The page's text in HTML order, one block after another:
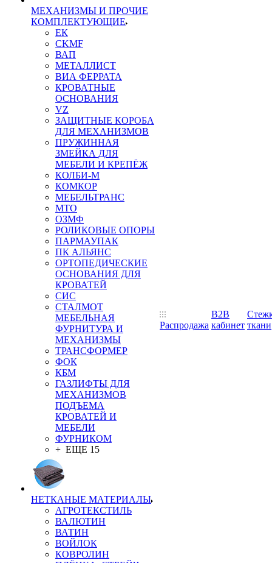
МЕХАНИЗМЫ И ПРОЧИЕ
КОМПЛЕКТУЮЩИЕ
ЕК
CKMF
ВАП
МЕТАЛЛИСТ
ВИА ФЕРРАТА
КРОВАТНЫЕ
ОСНОВАНИЯ
VZ
ЗАЩИТНЫЕ КОРОБА
ДЛЯ МЕХАНИЗМОВ
ПРУЖИННАЯ
ЗМЕЙКА ДЛЯ
МЕБЕЛИ И КРЕПЁЖ
КОЛБИ-М
КОМКОР
МЕБЕЛЬТРАНС
MTO
ОЗМФ
РОЛИКОВЫЕ ОПОРЫ
ПАРМАУПАК
ПК АЛЬЯНС
ОРТОПЕДИЧЕСКИЕ
ОСНОВАНИЯ ДЛЯ
КРОВАТЕЙ
СИС
СТАЛМОТ
МЕБЕЛЬНАЯ
ФУРНИТУРА И
МЕХАНИЗМЫ
ТРАНСФОРМЕР
ФОК
КБМ
ГАЗЛИФТЫ ДЛЯ
МЕХАНИЗМОВ
ПОДЪЕМА
КРОВАТЕЙ И
МЕБЕЛИ
ФУРНИКОМ
+ ЕЩЕ 15
НЕТКАНЫЕ МАТЕРИАЛЫ
АГРОТЕКСТИЛЬ
ВАЛЮТИН
ВАТИН
ВОЙЛОК
КОВРОЛИН
Распродажа
B2B
кабинет ткани